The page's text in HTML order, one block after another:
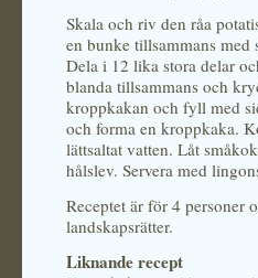
Skala och riv den råa
en bunke tillsammans
Dela i 12 lika stora delar
blanda tillsammans och
kroppkakan och fyll med
och forma en kroppkaka.
lättsaltat vatten. Låt
hålslev. Servera med
Receptet är för 4 personer
landskapsrätter.
Liknande recept